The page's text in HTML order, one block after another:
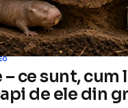
ce sunt, cum
de ele din